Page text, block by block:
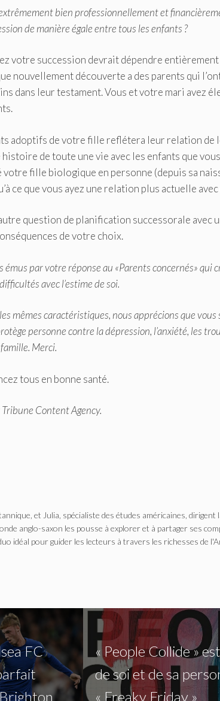
bien professionnellement et
de manière égale entre tous les enfants ?
votre succession devrait dépendre entièrement
nouvellement découverte a des parents qui
dans leur testament. Vous et votre mari avez
adoptifs de votre fille reflétera leur relation de
de toute une vie avec les enfants que vous
fille biologique en personne (depuis sa
ce que vous ayez une relation plus actuelle
question de planification successorale avec
de votre choix.
par votre réponse au «Parents concernés» qui
avec l’estime de soi.
mêmes caractéristiques, nous apprécions que vous
personne contre la dépression, l’anxiété, les
Merci.
tous en bonne santé.
Content Agency.
et Julia, spécialiste des études américaines,
anglo-saxon les pousse à explorer et à partager ses
idéal pour guider les lecteurs à travers les richesses de
FC
« People Collide »
de soi et de sa
« Freaky Friday ».